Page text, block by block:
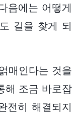
음에는 어떻게
길을 찾게 되
매인다는 것을
해 조금 바로잡
전히 해결되지